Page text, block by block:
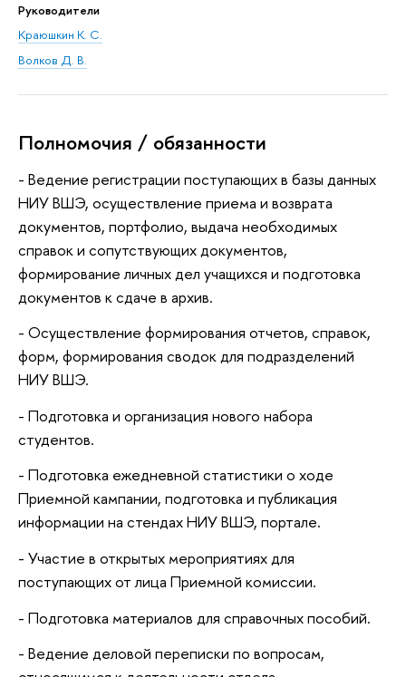
Руководители
Краюшкин К. С.
Волков Д. В.
Полномочия / обязанности
- Ведение регистрации поступающих в базы данных
НИУ ВШЭ, осуществление приема и возврата
документов, портфолио, выдача необходимых
справок и сопутствующих документов,
формирование личных дел учащихся и подготовка
документов к сдаче в архив.
- Осуществление формирования отчетов, справок,
форм, формирования сводок для подразделений
НИУ ВШЭ.
- Подготовка и организация нового набора
студентов.
- Подготовка ежедневной статистики о ходе
Приемной кампании, подготовка и публикация
информации на стендах НИУ ВШЭ, портале.
- Участие в открытых мероприятиях для
поступающих от лица Приемной комиссии.
- Подготовка материалов для справочных пособий.
- Ведение деловой переписки по вопросам,